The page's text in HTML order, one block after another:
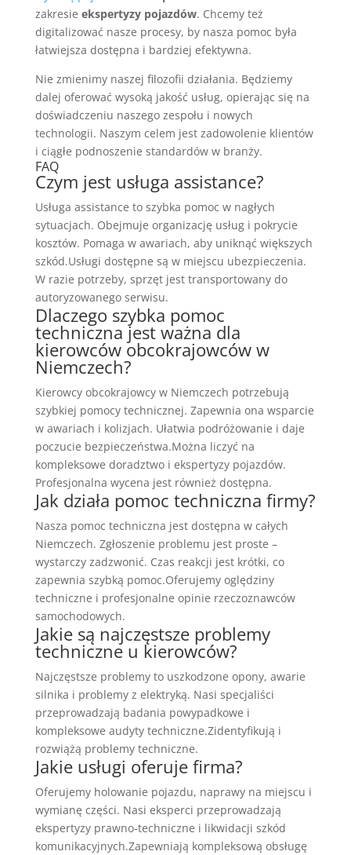
zakresie ekspertyzy pojazdów. Chcemy też
digitalizować nasze procesy, by nasza pomoc była
łatwiejsza dostępna i bardziej efektywna.
Nie zmienimy naszej filozofii działania. Będziemy
dalej oferować wysoką jakość usług, opierając się na
doświadczeniu naszego zespołu i nowych
technologii. Naszym celem jest zadowolenie klientów
i ciągłe podnoszenie standardów w branży.
FAQ
Czym jest usługa assistance?
Usługa assistance to szybka pomoc w nagłych
sytuacjach. Obejmuje organizację usług i pokrycie
kosztów. Pomaga w awariach, aby uniknąć większych
szkód.Usługi dostępne są w miejscu ubezpieczenia.
W razie potrzeby, sprzęt jest transportowany do
autoryzowanego serwisu.
Dlaczego szybka pomoc
techniczna jest ważna dla
kierowców obcokrajowców w
Niemczech?
Kierowcy obcokrajowcy w Niemczech potrzebują
szybkiej pomocy technicznej. Zapewnia ona wsparcie
w awariach i kolizjach. Ułatwia podróżowanie i daje
poczucie bezpieczeństwa.Można liczyć na
kompleksowe doradztwo i ekspertyzy pojazdów.
Profesjonalna wycena jest również dostępna.
Jak działa pomoc techniczna firmy?
Nasza pomoc techniczna jest dostępna w całych
Niemczech. Zgłoszenie problemu jest proste –
wystarczy zadzwonić. Czas reakcji jest krótki, co
zapewnia szybką pomoc.Oferujemy oględziny
techniczne i profesjonalne opinie rzeczoznawców
samochodowych.
Jakie są najczęstsze problemy
techniczne u kierowców?
Najczęstsze problemy to uszkodzone opony, awarie
silnika i problemy z elektryką. Nasi specjaliści
przeprowadzają badania powypadkowe i
kompleksowe audyty techniczne.Zidentyfikują i
rozwiążą problemy techniczne.
Jakie usługi oferuje firma?
Oferujemy holowanie pojazdu, naprawy na miejscu i
wymianę części. Nasi eksperci przeprowadzają
ekspertyzy prawno-techniczne i likwidacji szkód
komunikacyjnych.Zapewniają kompleksową obsługę